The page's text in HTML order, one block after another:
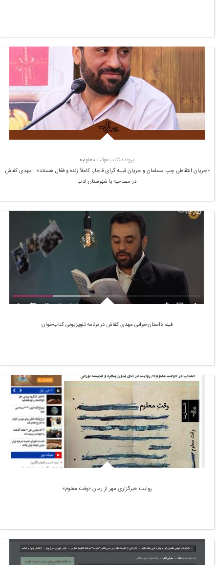
پرونده کتاب «وقت معلوم»
«جریان التقاطی چپ مسلمان و جریان قبیله­ گرای قاجار، کاملاً زنده و فعّال هستند» : مهدی کفاش
در مصاحبه با شهرستان ادب
فیلم داستان‌خوانی مهدی کفاش در برنامه تلویزیونی کتاب‌خوان
روایت خبرگزاری مهر از رمان «وقت معلوم»